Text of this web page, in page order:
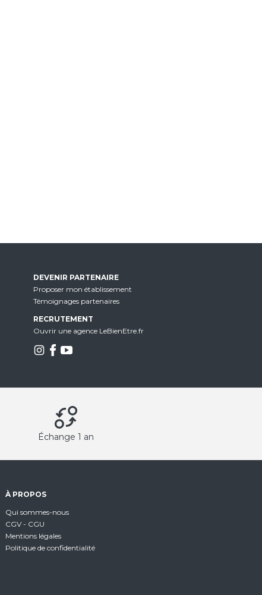
DEVENIR PARTENAIRE
Proposer mon établissement
Témoignages partenaires
RECRUTEMENT
Ouvrir une agence LeBienEtre.fr
Échange 1 an
À PROPOS
Qui sommes-nous
CGV - CGU
Mentions légales
Politique de confidentialité